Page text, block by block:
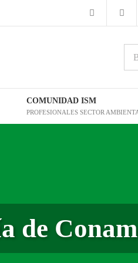
COMUNIDAD ISM
PROFESIONALES SECTOR
de